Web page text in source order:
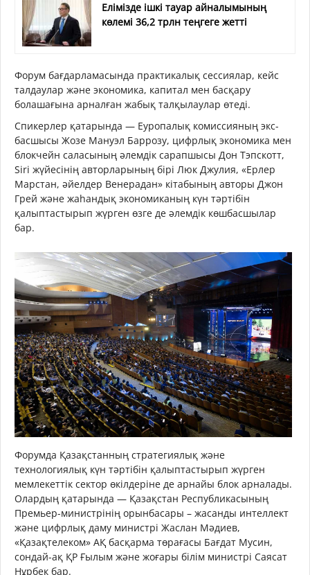
Елімізде ішкі тауар айналымының
көлемі 36,2 трлн теңгеге жетті
Форум бағдарламасында практикалық сессиялар, кейс
талдаулар және экономика, капитал мен басқару
болашағына арналған жабық талқылаулар өтеді.
Спикерлер қатарында — Еуропалық комиссияның экс-
басшысы Жозе Мануэл Баррозу, цифрлық экономика мен
блокчейн саласының әлемдік сарапшысы Дон Тэпскотт,
Siri жүйесінің авторларының бірі Люк Джулия, «Ерлер
Марстан, әйелдер Венерадан» кітабының авторы Джон
Грей және жаһандық экономиканың күн тәртібін
қалыптастырып жүрген өзге де әлемдік көшбасшылар
бар.
Форумда Қазақстанның стратегиялық және
технологиялық күн тәртібін қалыптастырып жүрген
мемлекеттік сектор өкілдеріне де арнайы блок арналады.
Олардың қатарында — Қазақстан Республикасының
Премьер-министрінің орынбасары – жасанды интеллект
және цифрлық даму министрі Жаслан Мәдиев,
«Қазақтелеком» АҚ басқарма төрағасы Бағдат Мусин,
сондай-ақ ҚР Ғылым және жоғары білім министрі Саясат
Нұрбек бар.